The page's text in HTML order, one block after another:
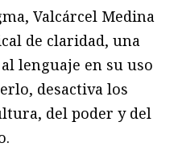
Valcárcel Medina
de claridad, una
lenguaje en su uso
desactiva los
del poder y del